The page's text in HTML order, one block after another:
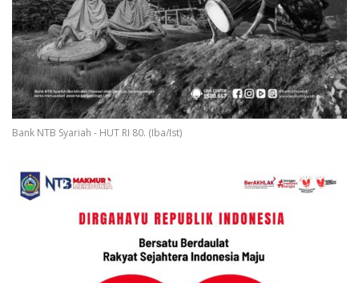
Bank NTB Syariah - HUT RI 80. (Iba/Ist)